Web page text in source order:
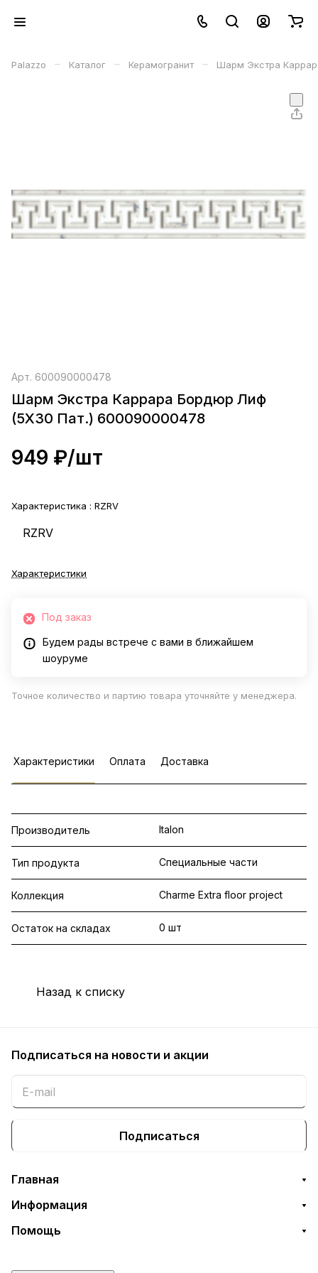
Palazzo – Каталог – Керамогранит – Шарм Экстра
Арт. 600090000478
Шарм Экстра Каррара Бордюр Лиф
(5X30 Пат.) 600090000478
949 ₽/шт
Характеристика : RZRV
RZRV
Характеристики
Под заказ
Будем рады встрече с вами в ближайшем
шоуруме
Точное количество и партию товара уточняйте у менеджера.
Характеристики Оплата Доставка
Производитель Italon
Тип продукта Специальные части
Коллекция Charme Extra floor project
Остаток на складах 0 шт
Назад к списку
Подписаться на новости и акции
Подписаться
Главная
Информация
Помощь